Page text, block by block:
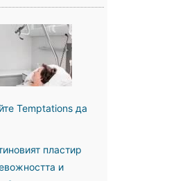
Temptations да
пластир
и